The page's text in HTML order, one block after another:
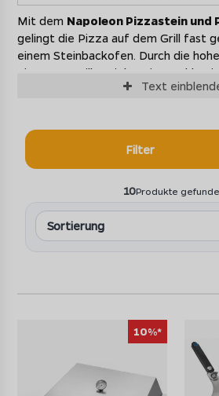
Mit dem Napoleon Pizzastein und
gelingt die Pizza auf dem Grill fast
einem Steinbackofen. Durch die
einem Gasgrill erzielen Sie
denen Sie Ihrem Lieblingsitaliener
lassen sich mit dem richtigen
problemlos zubereiten.
Was ist der Vorteil am Backen
besonders Leckere Pizza mit
Das Geheimnis hierbei ist das
Pizzastein. Diese speziellen Steine
jedem Grill mit Deckel
verwendet
Text
Filter
10Produkte
10%*